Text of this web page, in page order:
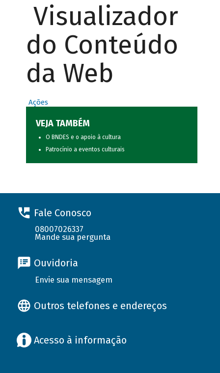
Visualizador
do Conteúdo
da Web
Ações
VEJA TAMBÉM
O BNDES e o apoio à cultura
Patrocínio a eventos culturais
Fale Conosco
08007026337
Mande sua pergunta
Ouvidoria
Envie sua mensagem
Outros telefones e endereços
Acesso à informação